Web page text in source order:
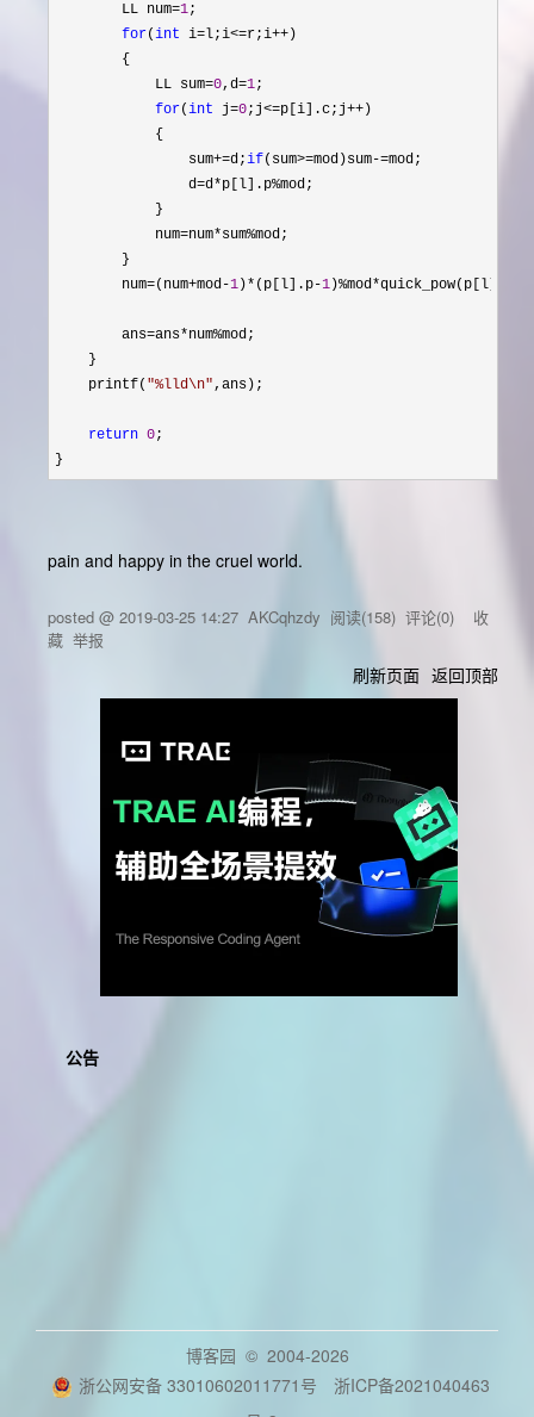
        LL num
=1;
for(int i=l;i<=r;i++ )
        {
            LL sum
=0,d=1;
for(int j=0;j<=p[i].c;j++ )
            {
                sum
+=d;if(sum>=mod)sum-=mod;
                d
=d*p[l].p%mod;
            }
            num
=num*sum%mod;
        }
        num
=(num+mod-1 )*(p[l].p-1
        ans
=ans*num%mod;
    }
    printf(
"%lld\n",ans);
return 0;
}
pain and happy in the cruel world.
posted @ 2019-03-25 14:27 AKCqhzdy 阅读(158) 评论(0) 收
藏 举报
刷新页面 返回顶部
公告
博客园 © 2004-2026
浙公网安备 33010602011771号
浙ICP备2021040463